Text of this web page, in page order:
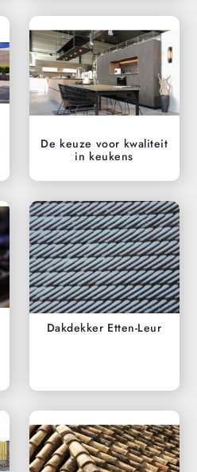
De keuze voor kwaliteit
in keukens
Dakdekker Etten-Leur